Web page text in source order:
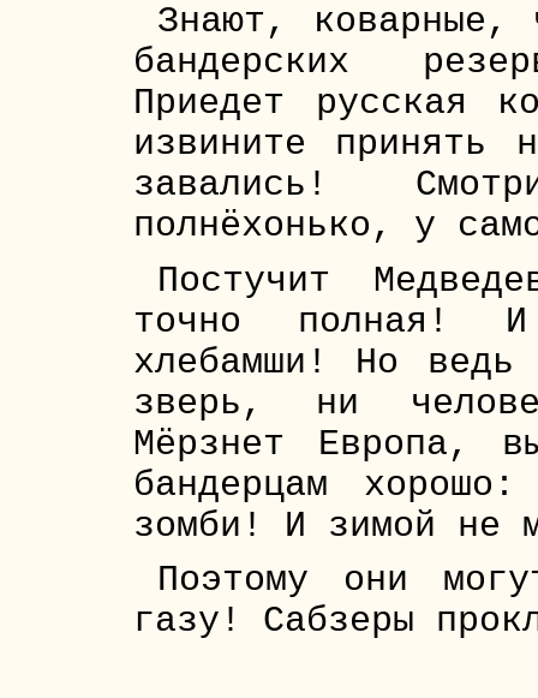
Знают, коварные,
бандерских
Приедет русская
извините
завались!
полнёхонько, у
Постучит
точно полная!
хлебамши! Но
зверь, ни
Мёрзнет Европа,
бандерцам
зомби! И зимой не
Поэтому они
газу! Сабзеры